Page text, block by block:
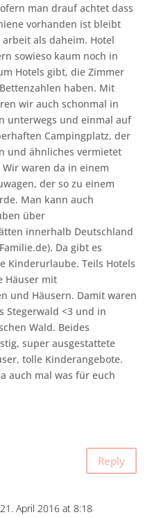
man drauf achtet dass
vorhanden ist bleibt
als daheim. Hotel
sowieso kaum noch in
Hotels gibt, die Zimmer
haben. Mit
wir auch schonmal in
unterwegs und einmal auf
Campingplatz, der
und ähnliches vermietet
waren da in einem
der so zu einem
Man kann auch
über
innerhalb Deutschland
Da gibt es
Kinderurlaube. Teils Hotels
Häuser mit
und Häusern. Damit waren
Stegerwald <3 und in
Wald. Beides
super ausgestattete
tolle Kinderangebote.
auch mal was für euch
Reply
April 2016 at 8:18